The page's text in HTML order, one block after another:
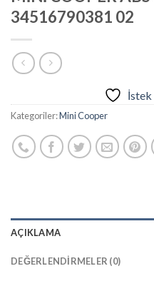
34516790381 02
İstek
Kategoriler:Mini Cooper
AÇIKLAMA
DEĞERLENDIRMELER (0)